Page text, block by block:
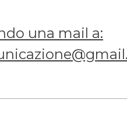
una mail a: